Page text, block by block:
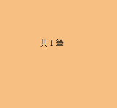
共 1筆